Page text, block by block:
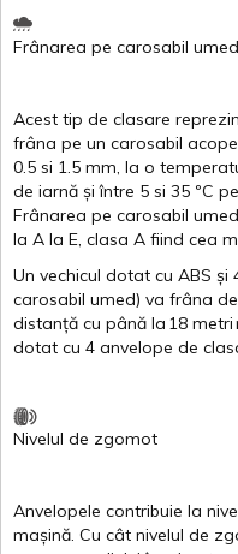
Frânarea pe carosabil umed
Acest tip de clasare
frâna pe un carosabil
0.5 si 1.5 mm, la o
de iarnă și între 5 si 35 ºC
Frânarea pe carosabil umed
la A la E, clasa A fiind cea
Un vechicul dotat cu ABS și
carosabil umed) va frâna
distanță cu până la 18 metri
dotat cu 4 anvelope de
Nivelul de zgomot
Anvelopele contribuie la
mașină. Cu cât nivelul de